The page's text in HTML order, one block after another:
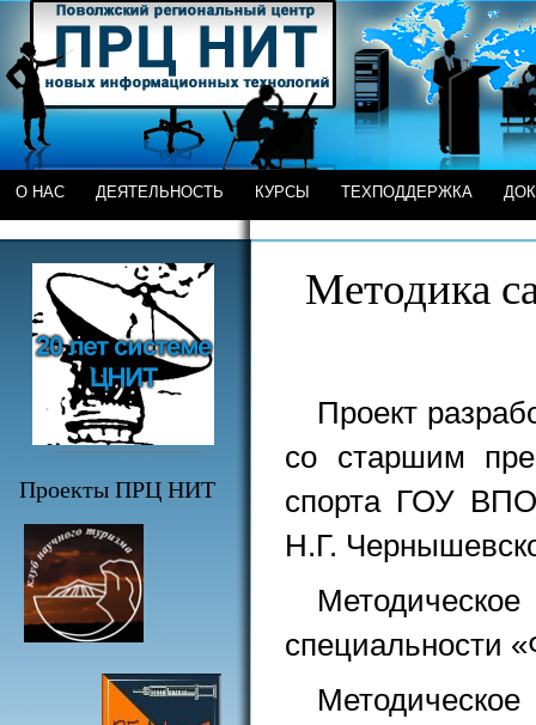
О НАС ДЕЯТЕЛЬНОСТЬ КУРСЫ ТЕХПОДДЕРЖКА
Проекты ПРЦ НИТ
Методика
Проект
со старшим
спорта ГОУ ВПО
Н.Г.
специальности